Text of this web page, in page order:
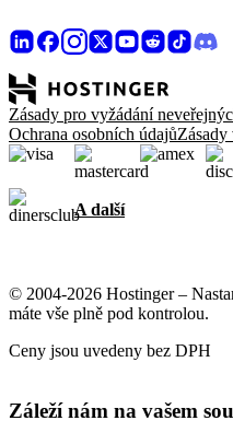
Zásady pro vyžádání
Ochrana osobních údajůZásady
A další
© 2004-2026 Hostinger –
máte vše plně pod kontrolou.
Ceny jsou uvedeny bez DPH
Záleží nám na vašem